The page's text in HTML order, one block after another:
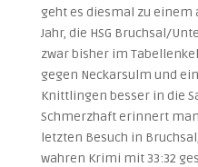
geht es diesmal zu
Jahr, die HSG Bruchsal/
zwar bisher im
gegen Neckarsulm und
Knittlingen besser in die
Schmerzhaft erinnert
letzten Besuch in
wahren Krimi mit 33:32